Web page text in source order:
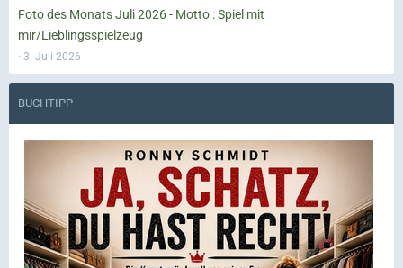
Foto des Monats Juli 2026 - Motto : Spiel mit
mir/Lieblingsspielzeug
3. Juli 2026
BUCHTIPP